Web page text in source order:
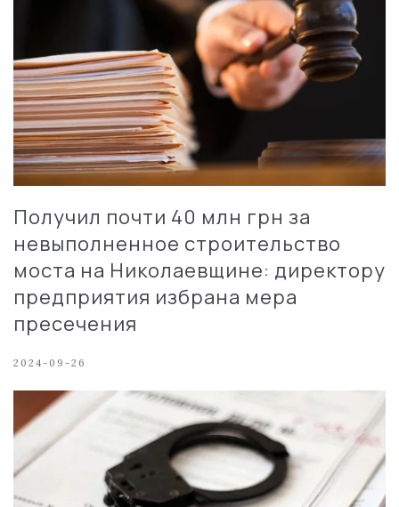
Получил почти 40 млн грн за
невыполненное строительство
моста на Николаевщине: директору
предприятия избрана мера
пресечения
2024-09-26